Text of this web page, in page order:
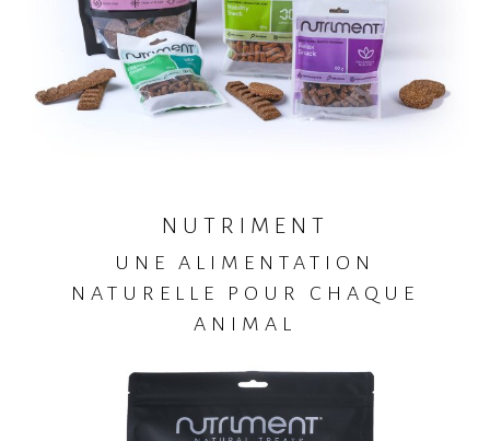
NUTRIMENT
UNE ALIMENTATION
NATURELLE POUR CHAQUE
ANIMAL